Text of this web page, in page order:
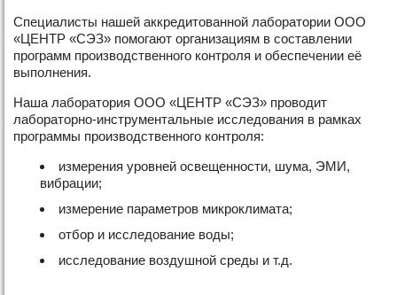
Специалисты нашей аккредитованной лаборатории ООО
«ЦЕНТР «СЭЗ» помогают организациям в составлении
программ производственного контроля и обеспечении её
выполнения.
Наша лаборатория ООО «ЦЕНТР «СЭЗ» проводит
лабораторно-инструментальные исследования в рамках
программы производственного контроля:
измерения уровней освещенности, шума, ЭМИ,
вибрации;
измерение параметров микроклимата;
отбор и исследование воды;
исследование воздушной среды и т.д.